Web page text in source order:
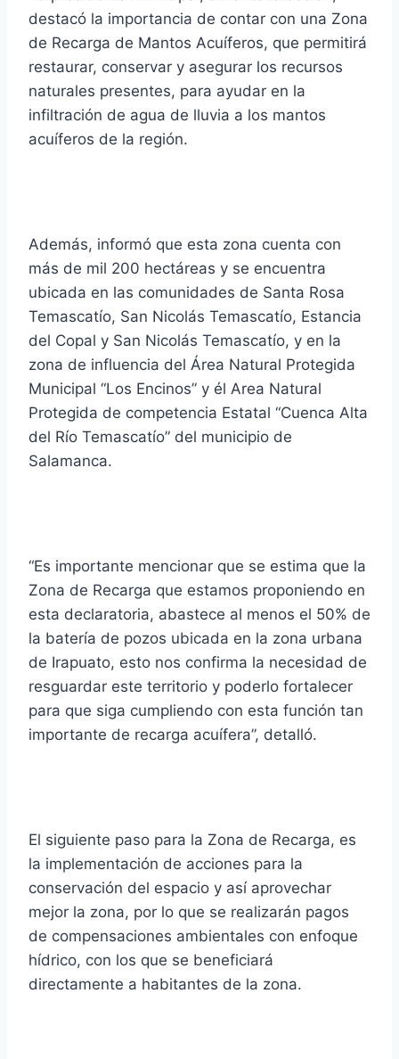
destacó la importancia de contar con una Zona
de Recarga de Mantos Acuíferos, que permitirá
restaurar, conservar y asegurar los recursos
naturales presentes, para ayudar en la
infiltración de agua de lluvia a los mantos
acuíferos de la región.
Además, informó que esta zona cuenta con
más de mil 200 hectáreas y se encuentra
ubicada en las comunidades de Santa Rosa
Temascatío, San Nicolás Temascatío, Estancia
del Copal y San Nicolás Temascatío, y en la
zona de influencia del Área Natural Protegida
Municipal “Los Encinos” y él Area Natural
Protegida de competencia Estatal “Cuenca Alta
del Río Temascatío” del municipio de
Salamanca.
“Es importante mencionar que se estima que la
Zona de Recarga que estamos proponiendo en
esta declaratoria, abastece al menos el 50% de
la batería de pozos ubicada en la zona urbana
de Irapuato, esto nos confirma la necesidad de
resguardar este territorio y poderlo fortalecer
para que siga cumpliendo con esta función tan
importante de recarga acuífera”, detalló.
El siguiente paso para la Zona de Recarga, es
la implementación de acciones para la
conservación del espacio y así aprovechar
mejor la zona, por lo que se realizarán pagos
de compensaciones ambientales con enfoque
hídrico, con los que se beneficiará
directamente a habitantes de la zona.